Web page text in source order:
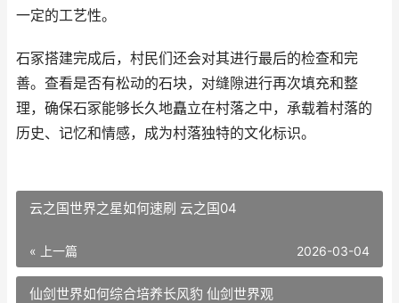
一定的工艺性。
石冢搭建完成后，村民们还会对其进行最后的检查和完
善。查看是否有松动的石块，对缝隙进行再次填充和整
理，确保石冢能够长久地矗立在村落之中，承载着村落的
历史、记忆和情感，成为村落独特的文化标识。
云之国世界之星如何速刷 云之国04
« 上一篇 2026-03-04
仙剑世界如何综合培养长风豹 仙剑世界观